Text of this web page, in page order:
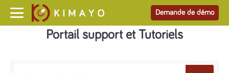
Demande de démo
Portail support et Tutoriels